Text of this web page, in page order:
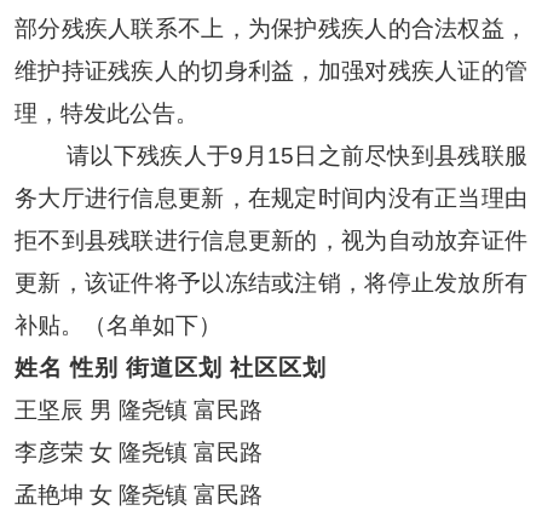
部分残疾人联系不上，为保护残疾人的合法权益，
维护持证残疾人的切身利益，加强对残疾人证的管
理，特发此公告。
请以下残疾人于9 月 15 日之前尽快到县残联服
务大厅进行信息更新，在规定时间内没有正当理由
拒不到县残联进行信息更新的，视为自动放弃证件
更新，该证件将予以冻结或注销，将停止发放所有
补贴。（名单如下）
姓名 性别 街道区划 社区区划
王坚辰 男 隆尧镇 富民路
李彦荣 女 隆尧镇 富民路
孟艳坤 女 隆尧镇 富民路